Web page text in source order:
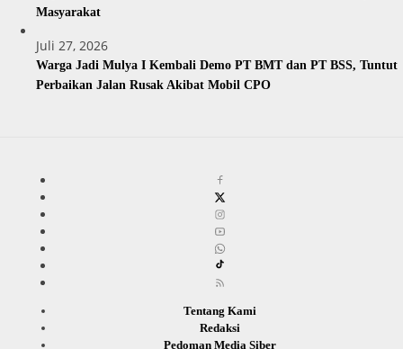
Masyarakat
Juli 27, 2026
Warga Jadi Mulya I Kembali Demo PT BMT dan PT BSS, Tuntut
Perbaikan Jalan Rusak Akibat Mobil CPO
Tentang Kami
Redaksi
Pedoman Media Siber